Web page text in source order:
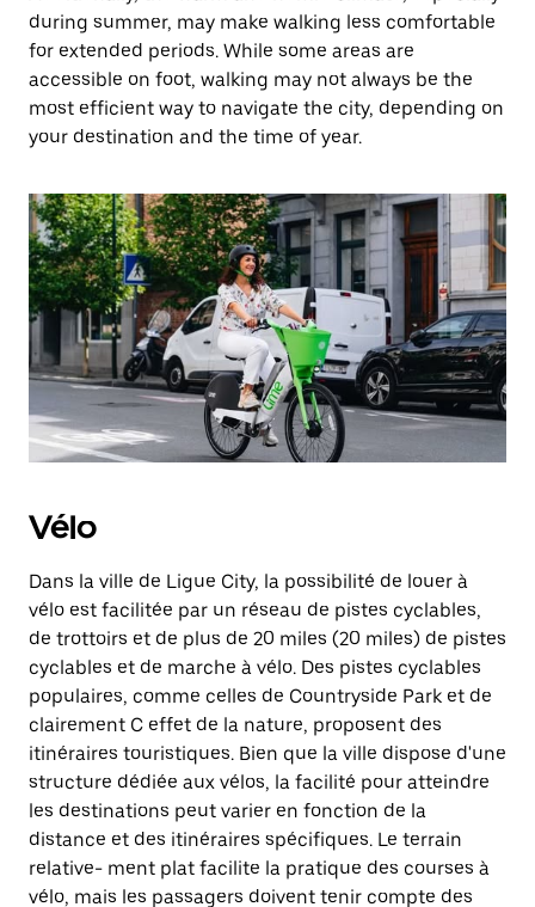
during summer, may make walking less comfortable
for extended periods. While some areas are
accessible on foot, walking may not always be the
most efficient way to navigate the city, depending on
your destination and the time of year.
Vélo
Dans la ville de Ligue City, la possibilité de louer à
vélo est facilitée par un réseau de pistes cyclables,
de trottoirs et de plus de 20 miles (20 miles) de pistes
cyclables et de marche à vélo. Des pistes cyclables
populaires, comme celles de Countryside Park et de
clairement C effet de la nature, proposent des
itinéraires touristiques. Bien que la ville dispose d'une
structure dédiée aux vélos, la facilité pour atteindre
les destinations peut varier en fonction de la
distance et des itinéraires spécifiques. Le terrain
relative- ment plat facilite la pratique des courses à
vélo, mais les passagers doivent tenir compte des